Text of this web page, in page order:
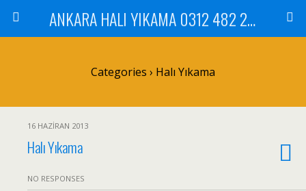
ANKARA HALI YIKAMA 0312 482 20 01 ÇİLEK HALI YIKAMA KOLTUK YIKAMA DİKMEN ÇANKAYA GÖLBAŞI MAMAK
Categories › Halı Yıkama
16 HAZIRAN 2013
Halı Yıkama
NO RESPONSES